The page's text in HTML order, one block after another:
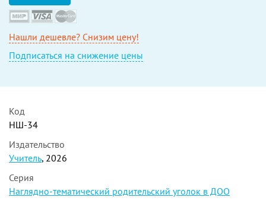
Нашли дешевле? Снизим цену!
Подписаться на снижение цены
Код
НШ-34
Издательство
Учитель, 2026
Серия
Наглядно-тематический родительский уголок в ДОО